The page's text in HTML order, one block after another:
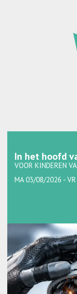
In het hoofd
VOOR KINDEREN
MA 03/08/2026 -